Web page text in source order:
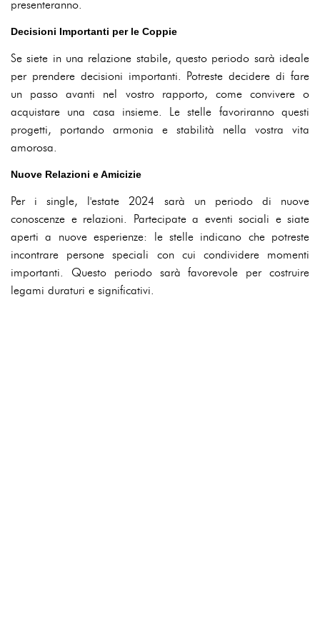
presenteranno.
Decisioni Importanti per le Coppie
Se siete in una relazione stabile, questo periodo sarà ideale
per prendere decisioni importanti. Potreste decidere di fare
un passo avanti nel vostro rapporto, come convivere o
acquistare una casa insieme. Le stelle favoriranno questi
progetti, portando armonia e stabilità nella vostra vita
amorosa.
Nuove Relazioni e Amicizie
Per i single, l'estate 2024 sarà un periodo di nuove
conoscenze e relazioni. Partecipate a eventi sociali e siate
aperti a nuove esperienze: le stelle indicano che potreste
incontrare persone speciali con cui condividere momenti
importanti. Questo periodo sarà favorevole per costruire
legami duraturi e significativi.